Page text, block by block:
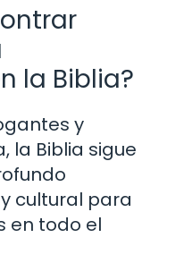
la Biblia?
y
la Biblia sigue
cultural para
en todo el